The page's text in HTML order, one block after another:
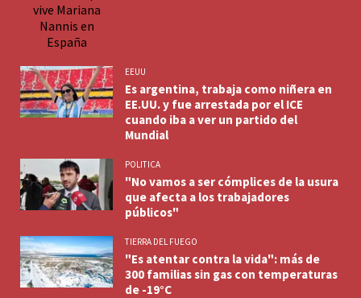
EEUU
Es argentina, trabaja como niñera en
EE.UU. y fue arrestada por el ICE
cuando iba a ver un partido del
Mundial
POLITICA
"No vamos a ser cómplices de la usura
que afecta a los trabajadores
públicos"
TIERRA DEL FUEGO
"Es atentar contra la vida": más de
300 familias sin gas con temperaturas
de -19°C